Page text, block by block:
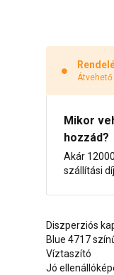
Átvehető
Mikor
hozzád?
Akár
szállítási
Diszperziós
Blue 4717
Víztaszító
Jó